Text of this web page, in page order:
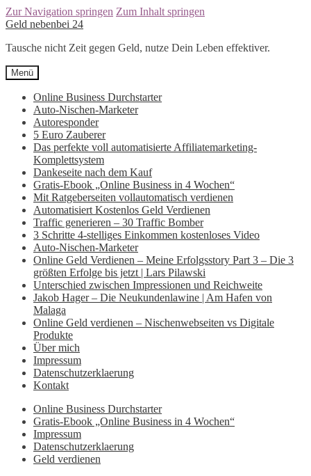
Zur Navigation springen Zum Inhalt springen
Geld nebenbei 24
Tausche nicht Zeit gegen Geld, nutze Dein Leben effektiver.
Menü
Online Business Durchstarter
Auto-Nischen-Marketer
Autoresponder
5 Euro Zauberer
Das perfekte voll automatisierte Affiliatemarketing-
Komplettsystem
Dankeseite nach dem Kauf
Gratis-Ebook „Online Business in 4 Wochen“
Mit Ratgeberseiten vollautomatisch verdienen
Automatisiert Kostenlos Geld Verdienen
Traffic generieren – 30 Traffic Bomber
3 Schritte 4-stelliges Einkommen kostenloses Video
Auto-Nischen-Marketer
Online Geld Verdienen – Meine Erfolgsstory Part 3 – Die 3
größten Erfolge bis jetzt | Lars Pilawski
Unterschied zwischen Impressionen und Reichweite
Jakob Hager – Die Neukundenlawine | Am Hafen von
Malaga
Online Geld verdienen – Nischenwebseiten vs Digitale
Produkte
Über mich
Impressum
Datenschutzerklaerung
Kontakt
Online Business Durchstarter
Gratis-Ebook „Online Business in 4 Wochen“
Impressum
Datenschutzerklaerung
Geld verdienen